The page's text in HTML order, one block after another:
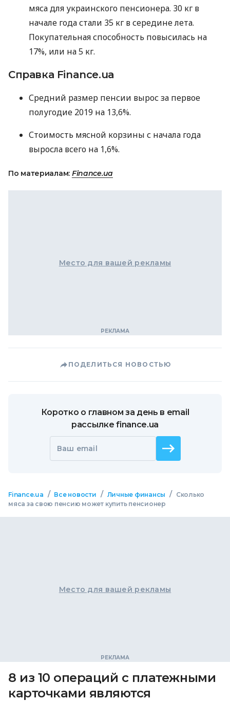
мяса для украинского пенсионера. 30 кг в
начале года стали 35 кг в середине лета.
Покупательная способность повысилась на
17%, или на 5 кг.
Справка Finance.ua
Средний размер пенсии вырос за первое
полугодие 2019 на 13,6%.
Стоимость мясной корзины с начала года
выросла всего на 1,6%.
По материалам: Finance.ua
Место для вашей рекламы
ПОДЕЛИТЬСЯ НОВОСТЬЮ
Коротко о главном за день в email
рассылке finance.ua
Ваш email
Finance.ua / Все новости / Личные финансы /
Сколько
мяса за свою пенсию может купить пенсионер
Место для вашей рекламы
8 из 10 операций с платежными
карточками являются